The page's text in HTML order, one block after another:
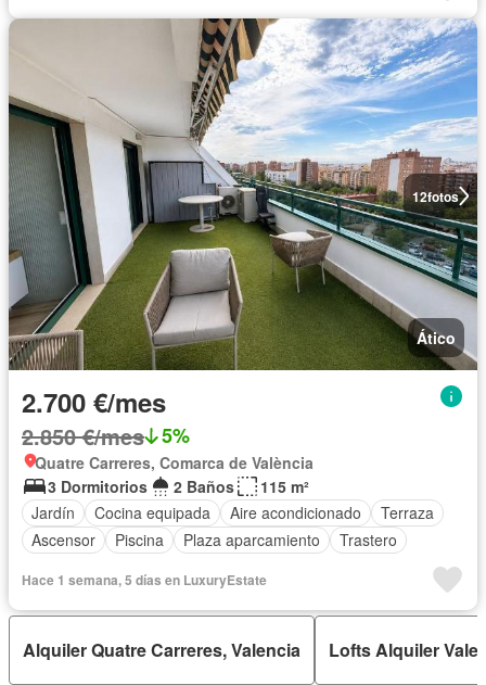
12fotos
Ático
2.700 €/mes
2.850 €/mes 5%
Quatre Carreres, Comarca de València
3 Dormitorios
2 Baños
115 m²
Jardín
Cocina equipada Aire acondicionado
Terraza
Ascensor
Piscina Plaza aparcamiento Trastero
Hace 1 semana, 5 días en LuxuryEstate
Alquiler Quatre Carreres, Valencia Lofts Alquiler